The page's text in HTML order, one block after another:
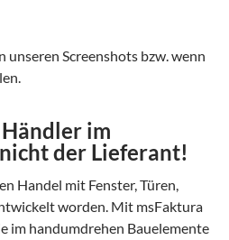
unseren Screenshots bzw. wenn
im
der Lieferant!
Handel mit Fenster, Türen,
worden. Mit msFaktura
im handumdrehen Bauelemente